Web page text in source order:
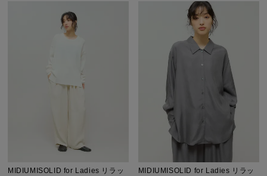
MIDIUMISOLID for Ladies リラッ
MIDIUMISOLID for Ladies リラッ